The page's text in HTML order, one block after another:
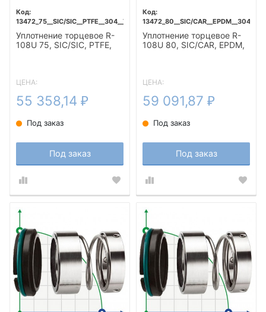
13472_75__SIC/SIC__PTFE__304__T5F
Уплотнение торцевое R-
108U 75, SIC/SIC, PTFE,
ЦЕНА:
55 358,14 ₽
Под заказ
Под заказ
13472_80__SIC/
Уплотнение торцевое R-
108U 80, SIC/CAR, EPDM,
ЦЕНА:
59 091,87 ₽
Под заказ
Под заказ